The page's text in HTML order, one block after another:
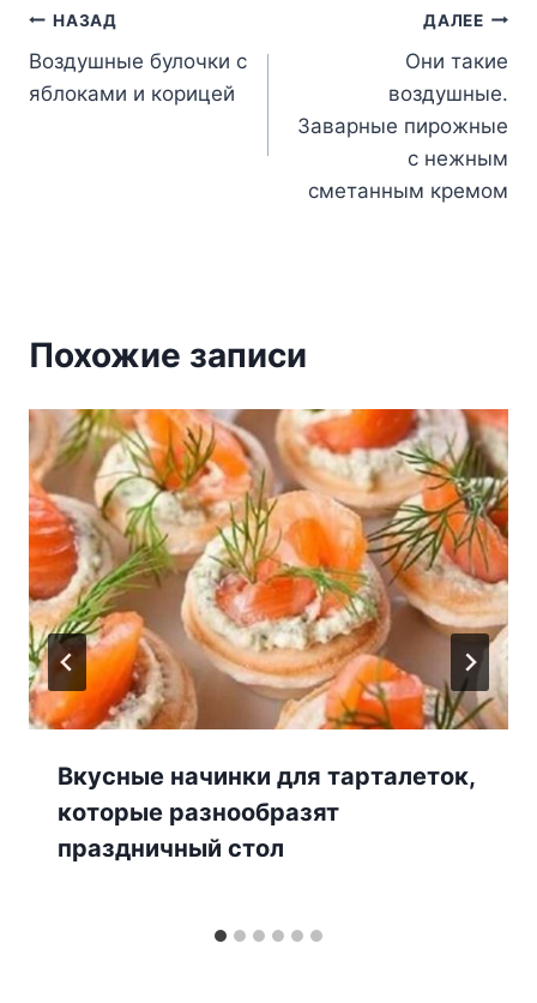
Навигация
по
НАЗАД
Воздушные булочки с
яблоками и корицей
ДАЛЕЕ
Они такие
воздушные.
Заварные пирожные
с нежным
сметанным кремом
Похожие записи
Вкусные начинки для тарталеток,
которые разнообразят
праздничный стол